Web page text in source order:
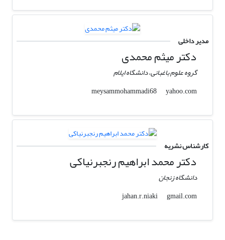
مدیر داخلی
دکتر میثم محمدی
گروه علوم باغبانی، دانشگاه ایلام
meysammohammadi68
yahoo.com
کارشناس نشریه
دکتر محمد ابراهیم رنجبرنیاکی
دانشگاه زنجان
jahan.r.niaki
gmail.com